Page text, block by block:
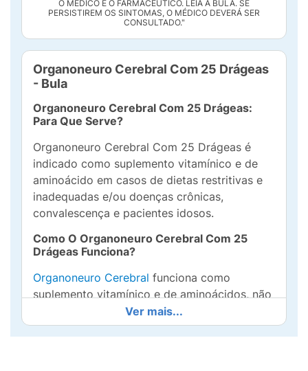
O MÉDICO E O FARMACÊUTICO. LEIA A BULA. SE
PERSISTIREM OS SINTOMAS, O MÉDICO DEVERÁ SER
CONSULTADO."
Organoneuro Cerebral Com 25 Drágeas
- Bula
Organoneuro Cerebral Com 25 Drágeas:
Para Que Serve?
Organoneuro Cerebral Com 25 Drágeas é
indicado como suplemento vitamínico e de
aminoácido em casos de dietas restritivas e
inadequadas e/ou doenças crônicas,
convalescença e pacientes idosos.
Como O Organoneuro Cerebral Com 25
Drágeas Funciona?
Organoneuro Cerebral funciona como
suplemento vitamínico e de aminoácidos, não
tendo por finalidade efeitos terapêuticos. Tem
por objetivo suprir as prováveis deficiências
Ver mais...